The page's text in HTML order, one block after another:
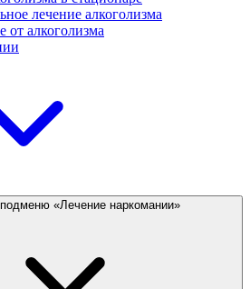
лечение алкоголизма
от алкоголизма
«Лечение наркомании»